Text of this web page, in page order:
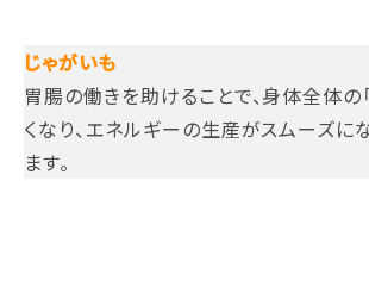
じゃがいも
胃腸の働きを助けることで、身体全体の
くなり、エネルギーの生産がスムーズに
ます。